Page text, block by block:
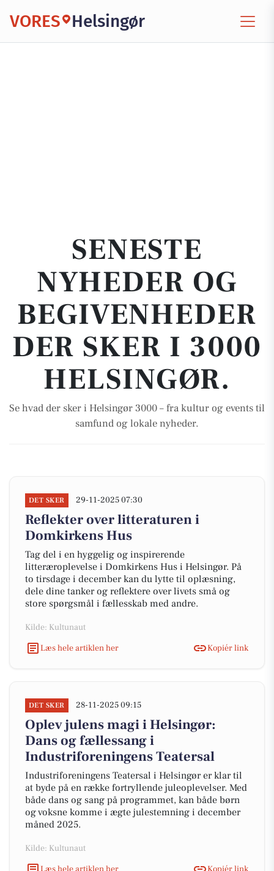
VORES Helsingør
SENESTE
NYHEDER OG
BEGIVENHEDER
DER SKER I 3000
HELSINGØR.
Se hvad der sker i Helsingør 3000 – fra kultur og events til
samfund og lokale nyheder.
DET SKER 29-11-2025 07:30
Reflekter over litteraturen i
Domkirkens Hus
Tag del i en hyggelig og inspirerende
litteræroplevelse i Domkirkens Hus i Helsingør. På
to tirsdage i december kan du lytte til oplæsning,
dele dine tanker og reflektere over livets små og
store spørgsmål i fællesskab med andre.
Kilde: Kultunaut
Læs hele artiklen her
Kopiér link
DET SKER 28-11-2025 09:15
Oplev julens magi i Helsingør:
Dans og fællessang i
Industriforeningens Teatersal
Industriforeningens Teatersal i Helsingør er klar til
at byde på en række fortryllende juleoplevelser. Med
både dans og sang på programmet, kan både børn
og voksne komme i ægte julestemning i december
måned 2025.
Kilde: Kultunaut